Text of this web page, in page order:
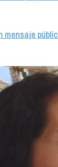
mensaje